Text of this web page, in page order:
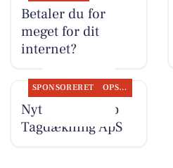
Betaler du for
meget for dit
internet?
SPONSORERET OPSLAGSTAVLEN
Nyt fra Møldrup
Tagdækning ApS